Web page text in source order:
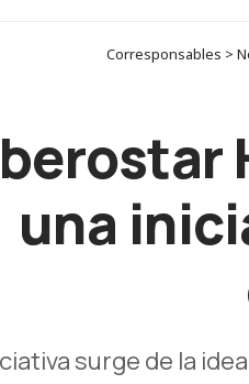
Corresponsables >
una
surge de la